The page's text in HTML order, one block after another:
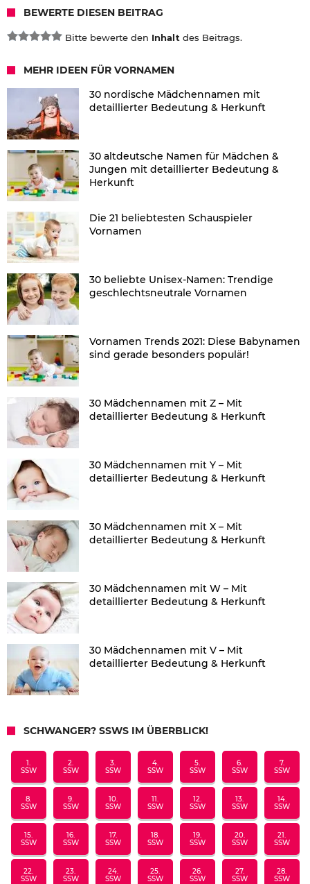
BEWERTE DIESEN BEITRAG
Bitte bewerte den Inhalt des Beitrags.
MEHR IDEEN FÜR VORNAMEN
30 nordische Mädchennamen mit
detaillierter Bedeutung & Herkunft
30 altdeutsche Namen für Mädchen &
Jungen mit detaillierter Bedeutung &
Herkunft
Die 21 beliebtesten Schauspieler
Vornamen
30 beliebte Unisex-Namen: Trendige
geschlechtsneutrale Vornamen
Vornamen Trends 2021: Diese Babynamen
sind gerade besonders populär!
30 Mädchennamen mit Z – Mit
detaillierter Bedeutung & Herkunft
30 Mädchennamen mit Y – Mit
detaillierter Bedeutung & Herkunft
30 Mädchennamen mit X – Mit
detaillierter Bedeutung & Herkunft
30 Mädchennamen mit W – Mit
detaillierter Bedeutung & Herkunft
30 Mädchennamen mit V – Mit
detaillierter Bedeutung & Herkunft
SCHWANGER? SSWS IM ÜBERBLICK!
1.
SSW
2.
SSW
3.
SSW
4.
SSW
5.
SSW
6.
SSW
7.
SSW
8.
SSW
9.
SSW
10.
SSW
11.
SSW
12.
SSW
13.
SSW
14.
SSW
15.
SSW
16.
SSW
17.
SSW
18.
SSW
19.
SSW
20.
SSW
21.
SSW
22.
SSW
23.
SSW
24.
SSW
25.
SSW
26.
SSW
27.
SSW
28.
SSW